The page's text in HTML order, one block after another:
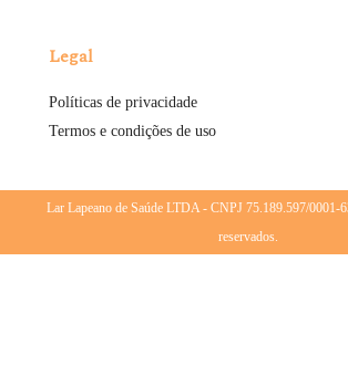
Legal
Políticas de privacidade
Termos e condições de uso
Lar Lapeano de Saúde LTDA - CNPJ 75.189.597/0001-
reservados.